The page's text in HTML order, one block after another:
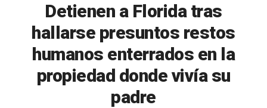
Detienen a Florida tras
hallarse presuntos restos
humanos enterrados en la
propiedad donde vivía su
padre